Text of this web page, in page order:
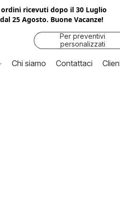
ricevuti dopo il 30 Luglio
25 Agosto. Buone Vacanze!
Per preventivi
personalizzati
contattaci
Chi siamo Contattaci